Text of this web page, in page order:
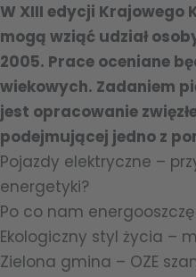
W XIII edycji Krajowego
mogą wziąć udział
2005. Prace oceniane
wiekowych. Zadaniem
jest opracowanie
podejmującej jedno z
Pojazdy elektryczne –
energetyki?
Po co nam
Ekologiczny styl życia –
Zielona gmina – OZE